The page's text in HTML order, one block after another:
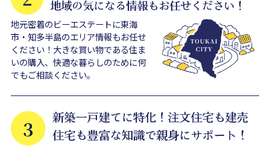
地元密着のビーエステートに東海
市・知多半島のエリア情報もお任せ
ください！大きな買い物である住ま
いの購入、快適な暮らしのために何
でもご相談ください。